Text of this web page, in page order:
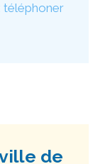
téléphoner
de